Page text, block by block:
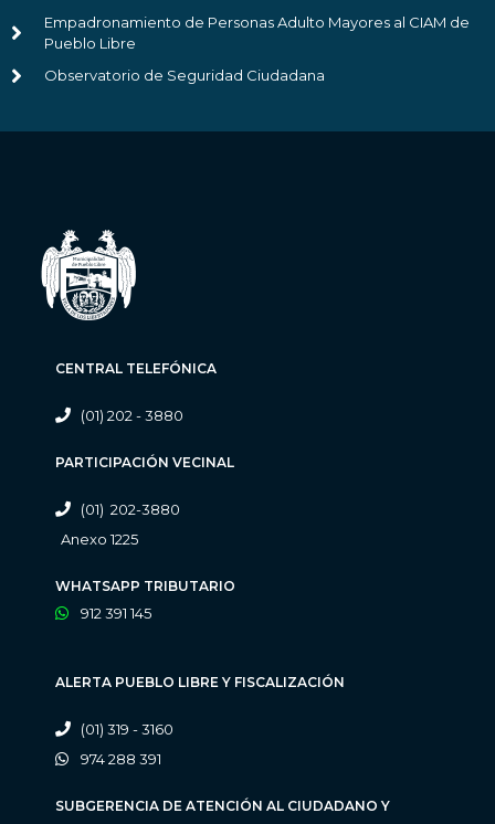
Empadronamiento de Personas Adulto Mayores al CIAM de
Pueblo Libre
Observatorio de Seguridad Ciudadana
CENTRAL TELEFÓNICA
(01) 202 - 3880
PARTICIPACIÓN VECINAL
(01) 202-3880
Anexo 1225
WHATSAPP TRIBUTARIO
912 391 145
ALERTA PUEBLO LIBRE Y FISCALIZACIÓN
(01) 319 - 3160
974 288 391
SUBGERENCIA DE ATENCIÓN AL CIUDADANO Y